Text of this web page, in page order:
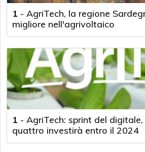
1 - AgriTech, la regione
migliore nell'agrivoltaico
1 - AgriTech: sprint del
quattro investirà entro il 2024